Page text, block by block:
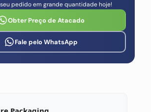
pedido em grande quantidade hoje!
Obter Preço de Atacado
Fale pelo WhatsApp